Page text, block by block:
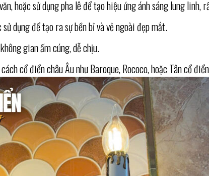
hoặc sử dụng pha lê để tạo hiệu ứng ánh sáng lung linh,
dụng để tạo ra sự bền bỉ và vẻ ngoài đẹp mắt.
gian ấm cúng, dễ chịu.
cổ điển châu Âu như Baroque, Rococo, hoặc Tân cổ